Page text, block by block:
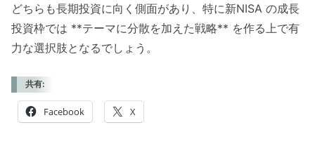
どちらも長期投資に向く側面があり、特に新NISA の成長
投資枠では **テーマに分散を加えた戦略** を作る上で有
力な選択肢となるでしょう。
共有:
Facebook X